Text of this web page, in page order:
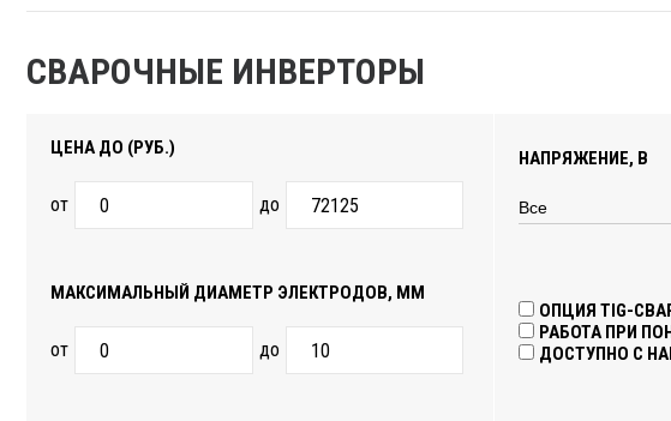
СВАРОЧНЫЕ ИНВЕРТОРЫ
ЦЕНА ДО (РУБ.)
от до
НАПРЯЖЕНИЕ, В
МАКСИМАЛЬНЫЙ ДИАМЕТР ЭЛЕКТРОДОВ, ММ
от до
ОПЦИЯ TIG-
РАБОТА ПРИ
ДОСТУПНО С